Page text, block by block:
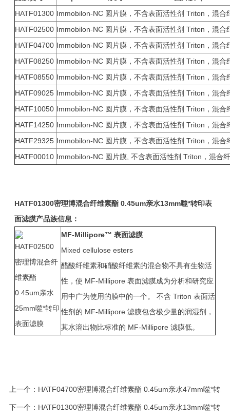
HATF01300 Immobilon-NC 圆片膜，不含表面活性剂 Triton，混
HATF02500 Immobilon-NC 圆片膜，不含表面活性剂 Triton，混
HATF04700 Immobilon-NC 圆片膜，不含表面活性剂 Triton，混
HATF08250 Immobilon-NC 圆片膜，不含表面活性剂 Triton，混
HATF08550 Immobilon-NC 圆片膜，不含表面活性剂 Triton，混
HATF09025 Immobilon-NC 圆片膜，不含表面活性剂 Triton，混
HATF10050 Immobilon-NC 圆片膜，不含表面活性剂 Triton，混
HATF14250 Immobilon-NC 圆片膜，不含表面活性剂 Triton，混
HATF29325 Immobilon-NC 圆片膜，不含表面活性剂 Triton，混
HATF00010 Immobilon-NC 圆片膜, 不含表面活性剂 Triton，混合
HATF01300密理博混合纤维素酯 0.45um亲水13mm噬*转印表
面滤膜产品族信息：
MF-Millipore™ 表面滤膜
Mixed cellulose esters
醋酸纤维素和硝酸纤维素的混合物不具有生物活
性，使 MF-Millipore 表面滤膜成为分析和研究应
用中广为使用的膜中的一个。 不含 Triton 表面活
性剂的 MF-Millipore 滤膜包含极少量的润湿剂，
其水溶出物比标准的 MF-Millipore 滤膜低。
上一个： HATF04700密理博混合纤维素酯 0.45um亲水47mm噬*转印
下一个： HATF01300密理博混合纤维素酯 0.45um亲水13mm噬*转印